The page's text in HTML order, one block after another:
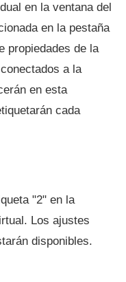
en la ventana del
en la pestaña
propiedades de la
a la
en esta
cada
"2" en la
Los ajustes
disponibles.